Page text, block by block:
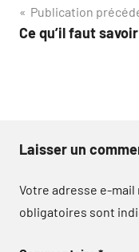
Navigation
de
Publication
Ce qu’il faut
Laisser un
Votre adresse e-mail
obligatoires sont